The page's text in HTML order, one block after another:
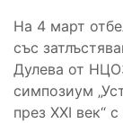
На 4 март
със
Дулева от
симпозиум
през ХХI век“